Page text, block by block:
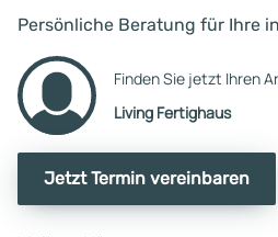
Persönliche Beratung für Ihre
Finden Sie jetzt Ihren
Living Fertighaus
Jetzt Termin vereinbaren